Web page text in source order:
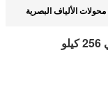
محولات الألياف البصرية
SFP Dual Mode 2 منفذ محول وسائط ليفي 256 كيلو